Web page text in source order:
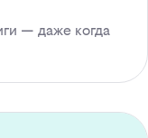
— даже когда